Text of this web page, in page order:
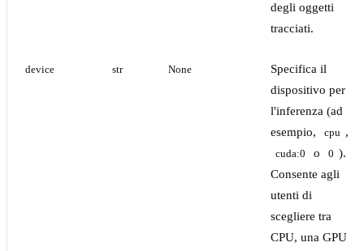
degli oggetti
tracciati.
device str None
Specifica il
dispositivo per
l'inferenza (ad
esempio,
cpu ,
cuda:0 o 0 ).
Consente agli
utenti di
scegliere tra
CPU, una GPU